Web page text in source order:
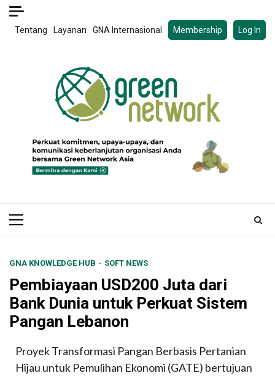
Skip
Tentang Layanan GNA Internasional Membership Log In
Primary
GNA KNOWLEDGE HUB SOFT NEWS
Pembiayaan USD200 Juta dari
Bank Dunia untuk Perkuat Sistem
Pangan Lebanon
Proyek Transformasi Pangan Berbasis Pertanian
Hijau untuk Pemulihan Ekonomi (GATE) bertujuan